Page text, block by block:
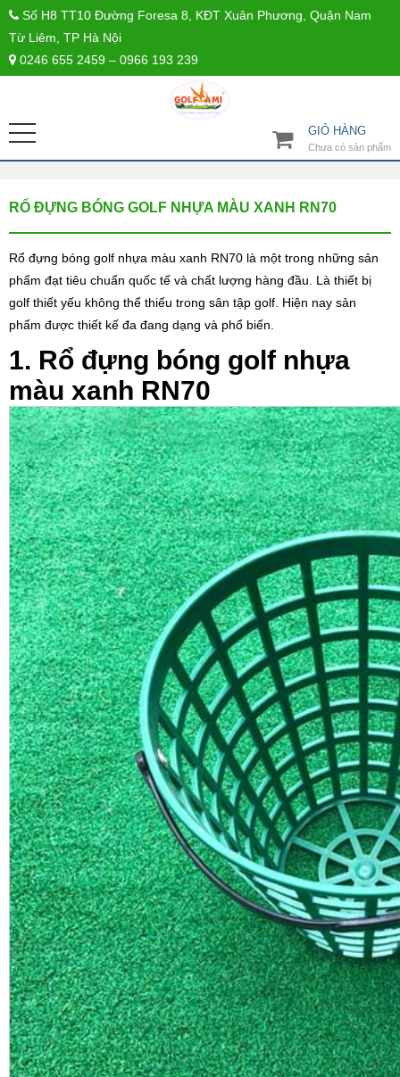
Số H8 TT10 Đường Foresa 8, KĐT Xuân Phương, Quận Nam
Từ Liêm, TP Hà Nội
0246 655 2459 – 0966 193 239
GIỎ HÀNG
Chưa có sản phẩm
RỔ ĐỰNG BÓNG GOLF NHỰA MÀU XANH RN70
Rổ đựng bóng golf nhựa màu xanh RN70 là một trong những sản
phẩm đạt tiêu chuẩn quốc tế và chất lượng hàng đầu. Là thiết bị
golf thiết yếu không thể thiếu trong sân tập golf. Hiện nay sản
phẩm được thiết kế đa đang dạng và phổ biến.
1. Rổ đựng bóng golf nhựa
màu xanh RN70